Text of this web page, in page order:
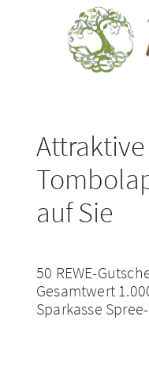
Attraktive
auf Sie
50 REWE-
Gesamtwert
Sparkasse